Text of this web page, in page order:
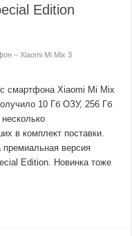
Edition
– Xiaomi Mi Mix 3
смартфона Xiaomi Mi Mix
10 Гб ОЗУ, 256 Гб
в комплект поставки.
версия
Edition. Новинка тоже